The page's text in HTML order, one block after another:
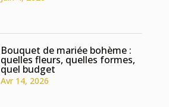
Bouquet de mariée bohème :
quelles fleurs, quelles formes,
quel budget
Avr 14, 2026